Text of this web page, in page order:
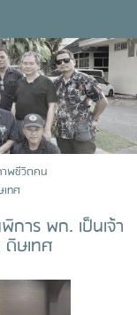
พชีวิตคน
ทศ
าร พก. เป็นเจ้า
ษเทศ